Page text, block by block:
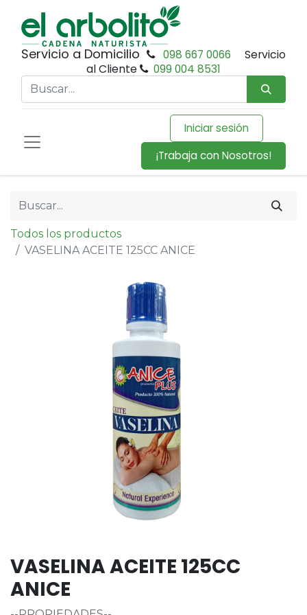
Servicio a Domicilio 098 667 0066
Servicio
al Cliente
099 004 8531
Iniciar sesión
¡Trabaja con Nosotros!
Todos los productos
VASELINA ACEITE 125CC ANICE
VASELINA ACEITE 125CC
ANICE